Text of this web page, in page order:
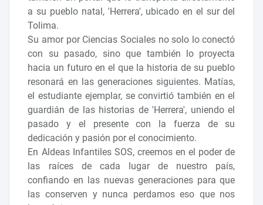
a su pueblo natal, 'Herrera', ubicado en el sur del
Tolima.
Su amor por Ciencias Sociales no solo lo conectó
con su pasado, sino que también lo proyecta
hacia un futuro en el que la historia de su pueblo
resonará en las generaciones siguientes. Matías,
el estudiante ejemplar, se convirtió también en el
guardián de las historias de 'Herrera', uniendo el
pasado y el presente con la fuerza de su
dedicación y pasión por el conocimiento.
En Aldeas Infantiles SOS, creemos en el poder de
las raíces de cada lugar de nuestro país,
confiando en las nuevas generaciones para que
las conserven y nunca perdamos eso que nos